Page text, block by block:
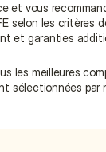
et vous
selon les critères
et garanties
les meilleures
sélectionnées par